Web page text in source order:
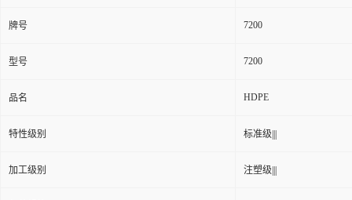
牌号 7200
型号 7200
品名 HDPE
特性级别 标准级|||
加工级别 注塑级|||